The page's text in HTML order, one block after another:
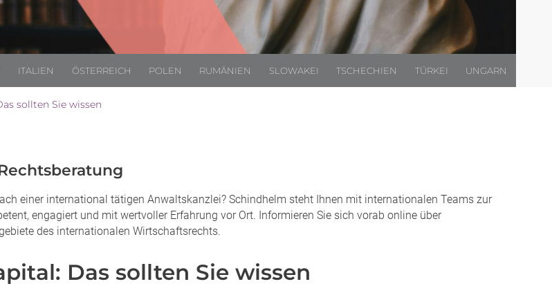
ITALIEN ÖSTERREICH POLEN RUMÄNIEN SLOWAKEI TSCHECHIEN TÜRKEI UNGARN
sollten Sie wissen
einer international tätigen Anwaltskanzlei? Schindhelm steht Ihnen mit internationalen Teams zur
engagiert und mit wertvoller Erfahrung vor Ort. Informieren Sie sich vorab online über
des internationalen Wirtschaftsrechts.
Das sollten Sie wissen